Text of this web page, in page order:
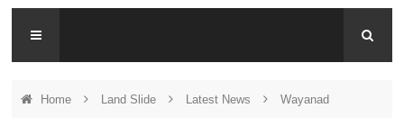
Home Land Slide Latest News Wayanad